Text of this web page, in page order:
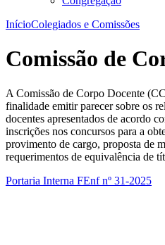
InícioColegiados e Comissões
Comissão de
A Comissão de Corpo Docente
finalidade emitir parecer sobre os
docentes apresentados de acordo
inscrições nos concursos para a
provimento de cargo, proposta de
requerimentos de equivalência de
Portaria Interna FEnf nº 31-2025